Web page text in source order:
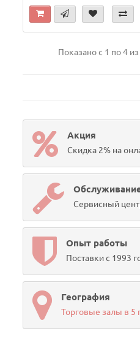
Показано с 1 по 4
Акция
Скидка 2% на
Сервисный
Опыт работы
Поставки с 1993
География
Торговые залы в 5